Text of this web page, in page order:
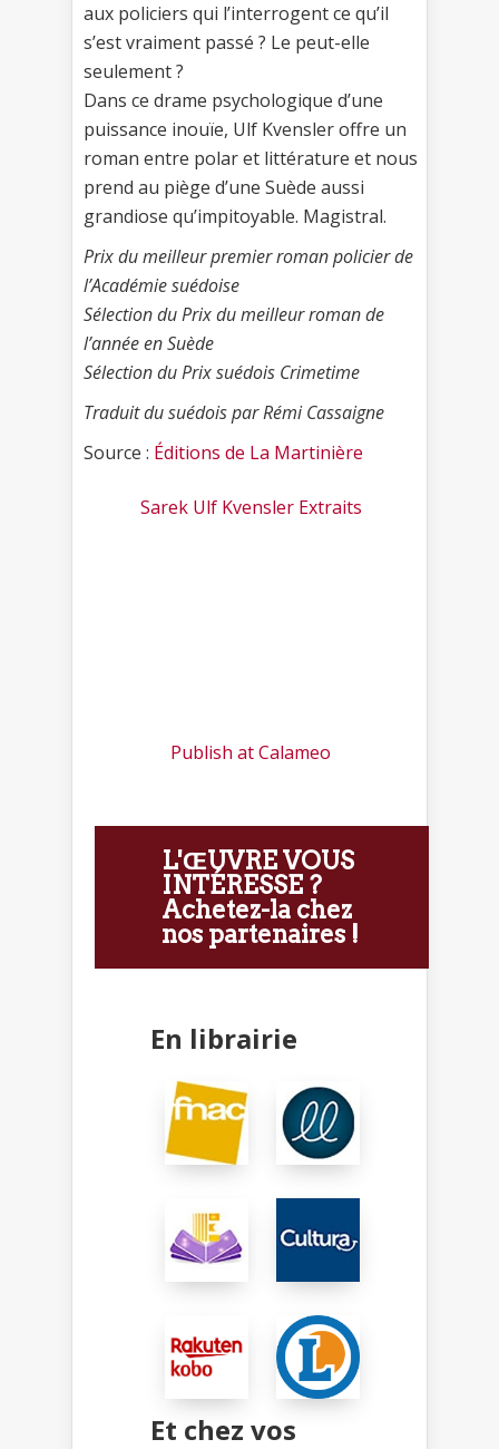
aux policiers qui l’interrogent ce qu’il
s’est vraiment passé ? Le peut-elle
seulement ?
Dans ce drame psychologique d’une
puissance inouïe, Ulf Kvensler offre un
roman entre polar et littérature et nous
prend au piège d’une Suède aussi
grandiose qu’impitoyable. Magistral.
Prix du meilleur premier roman policier de
l’Académie suédoise
Sélection du Prix du meilleur roman de
l’année en Suède
Sélection du Prix suédois Crimetime
Traduit du suédois par Rémi Cassaigne
Source : Éditions de La Martinière
Sarek Ulf Kvensler Extraits
Publish at Calameo
L'ŒUVRE VOUS
INTÉRESSE ?
Achetez-la chez
nos partenaires !
En librairie
Et chez vos